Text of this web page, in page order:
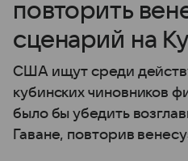
повторить
сценарий на
США ищут среди
кубинских чиновников
было бы убедить
Гаване, повторив